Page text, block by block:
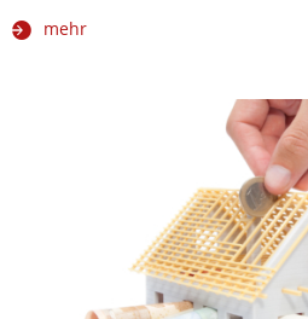
mehr